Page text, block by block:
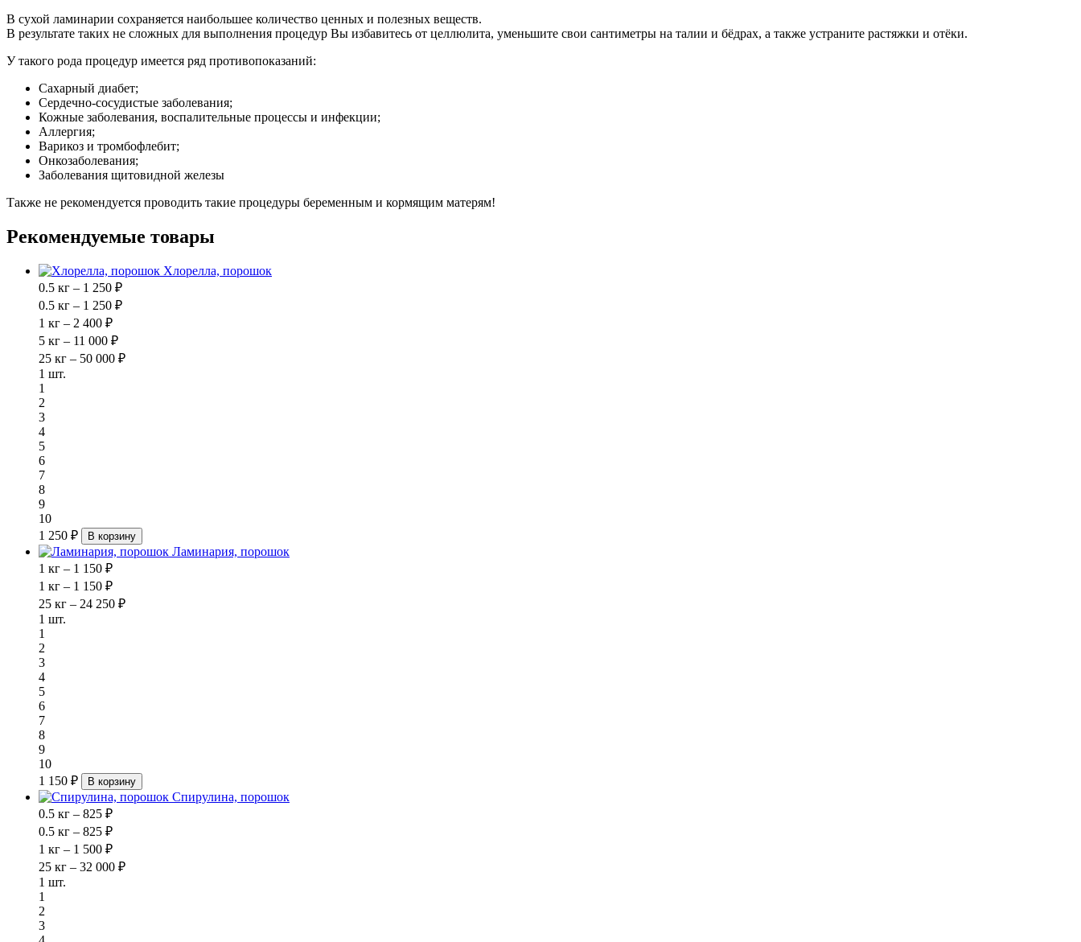
В сухой ламинарии сохраняется наибольшее количество ценных и полезных веществ.
В результате таких не сложных для выполнения процедур Вы избавитесь от целлюлита, уменьшите свои сантиметры на талии и бёдрах, а также устраните растяжки и отёки.
У такого рода процедур имеется ряд противопоказаний:
Сахарный диабет;
Сердечно-сосудистые заболевания;
Кожные заболевания, воспалительные процессы и инфекции;
Аллергия;
Варикоз и тромбофлебит;
Онкозаболевания;
Заболевания щитовидной железы
Также не рекомендуется проводить такие процедуры беременным и кормящим матерям!
Рекомендуемые товары
Хлорелла, порошок
0.5 кг – 1 250 ₽
0.5 кг – 1 250 ₽
1 кг – 2 400 ₽
5 кг – 11 000 ₽
25 кг – 50 000 ₽
1 шт.
1
2
3
4
5
6
7
8
9
10
1 250 ₽
В корзину
Ламинария, порошок
1 кг – 1 150 ₽
1 кг – 1 150 ₽
25 кг – 24 250 ₽
1 шт.
1
2
3
4
5
6
7
8
9
10
1 150 ₽
В корзину
Спирулина, порошок
0.5 кг – 825 ₽
0.5 кг – 825 ₽
1 кг – 1 500 ₽
25 кг – 32 000 ₽
1 шт.
1
2
3